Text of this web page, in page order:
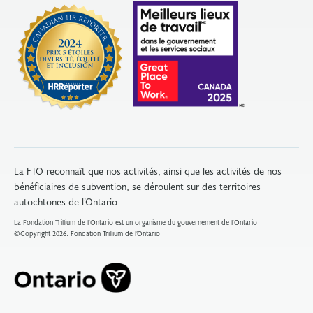
La FTO reconnaît que nos activités, ainsi que les activités de nos
bénéficiaires de subvention, se déroulent sur des territoires
autochtones de l’Ontario.
La Fondation Trillium de l'Ontario est un organisme du gouvernement de l'Ontario
©Copyright 2026. Fondation Trillium de l’Ontario